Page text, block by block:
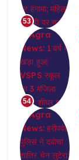
53
54